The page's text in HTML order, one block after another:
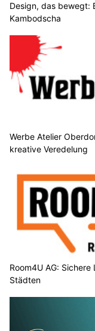
Design, das bewegt:
Kambodscha
Werbe Atelier
kreative Veredelung
Room4U AG:
Städten